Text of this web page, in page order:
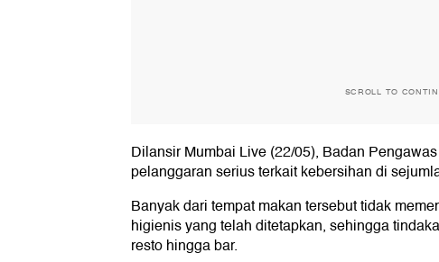
SCROLL TO
Dilansir Mumbai Live (22/05), Badan
pelanggaran serius terkait kebersihan di
Banyak dari tempat makan tersebut tidak
higienis yang telah ditetapkan, sehingga
resto hingga bar.